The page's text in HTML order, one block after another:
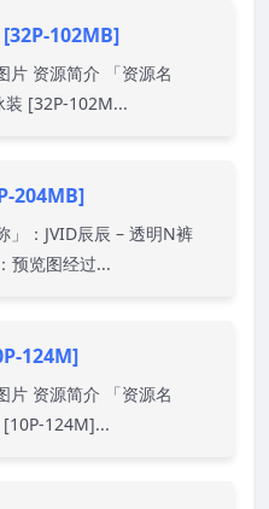
102MB]
资源简介 「资源名
装 [32P-102M...
204MB]
」：JVID辰辰 – 透明N裤
预览图经过...
124M]
资源简介 「资源名
124M]...